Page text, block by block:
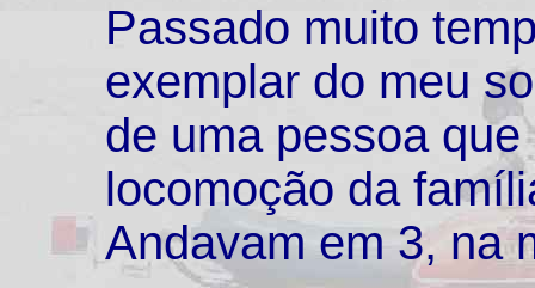
Passado muito
exemplar do meu
de uma pessoa
locomoção da
Andavam em 3, na